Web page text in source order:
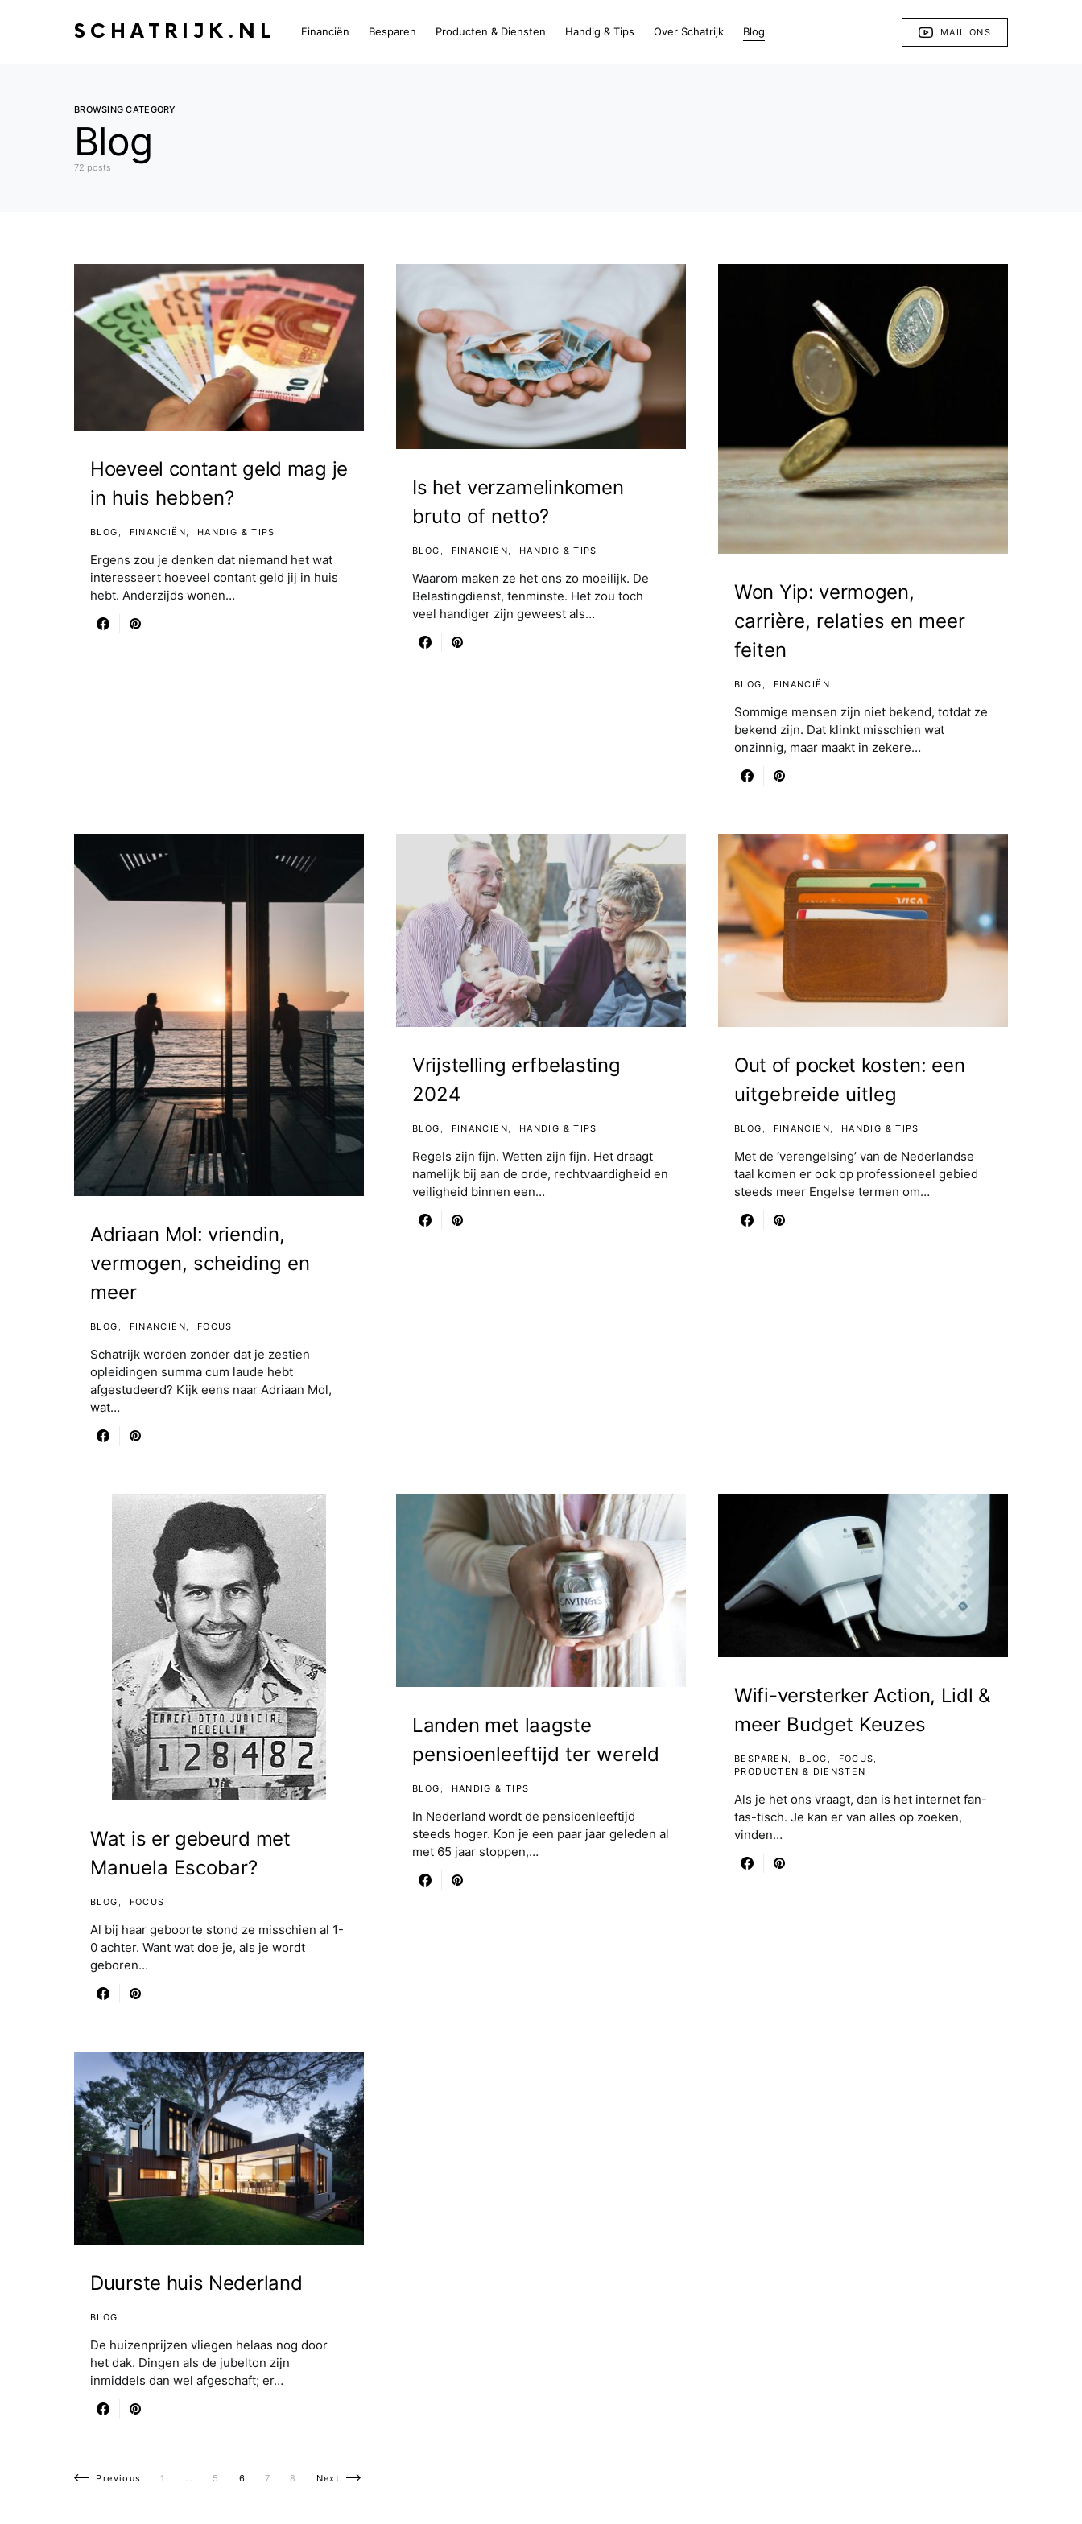
SCHATRIJK.NL Financiën Besparen Producten & Diensten Handig & Tips Over Schatrijk Blog MAIL ONS
BROWSING CATEGORY
Blog
72 posts
Hoeveel contant geld mag je
in huis hebben?
BLOG FINANCIËN HANDIG & TIPS
Ergens zou je denken dat niemand het wat
interesseert hoeveel contant geld jij in huis
hebt. Anderzijds wonen…
Is het verzamelinkomen
bruto of netto?
BLOG FINANCIËN HANDIG & TIPS
Waarom maken ze het ons zo moeilijk. De
Belastingdienst, tenminste. Het zou toch
veel handiger zijn geweest als…
Won Yip: vermogen,
carrière, relaties en meer
feiten
BLOG FINANCIËN
Sommige mensen zijn niet bekend, totdat ze
bekend zijn. Dat klinkt misschien wat
onzinnig, maar maakt in zekere…
Adriaan Mol: vriendin,
vermogen, scheiding en
meer
BLOG FINANCIËN FOCUS
Schatrijk worden zonder dat je zestien
opleidingen summa cum laude hebt
afgestudeerd? Kijk eens naar Adriaan Mol,
wat…
Vrijstelling erfbelasting
2024
BLOG FINANCIËN HANDIG & TIPS
Regels zijn fijn. Wetten zijn fijn. Het draagt
namelijk bij aan de orde, rechtvaardigheid en
veiligheid binnen een…
Out of pocket kosten: een
uitgebreide uitleg
BLOG FINANCIËN HANDIG & TIPS
Met de ‘verengelsing’ van de Nederlandse
taal komen er ook op professioneel gebied
steeds meer Engelse termen om…
Wat is er gebeurd met
Manuela Escobar?
BLOG FOCUS
Al bij haar geboorte stond ze misschien al 1-
0 achter. Want wat doe je, als je wordt
geboren…
Landen met laagste
pensioenleeftijd ter wereld
BLOG HANDIG & TIPS
In Nederland wordt de pensioenleeftijd
steeds hoger. Kon je een paar jaar geleden al
met 65 jaar stoppen,…
Wifi-versterker Action, Lidl &
meer Budget Keuzes
BESPAREN BLOG
FOCUS
PRODUCTEN & DIENSTEN
Als je het ons vraagt, dan is het internet fan-
tas-tisch. Je kan er van alles op zoeken,
vinden…
Duurste huis Nederland
BLOG
De huizenprijzen vliegen helaas nog door
het dak. Dingen als de jubelton zijn
inmiddels dan wel afgeschaft; er…
Berichten paginering
Previous 1 5 6 7 8 Next